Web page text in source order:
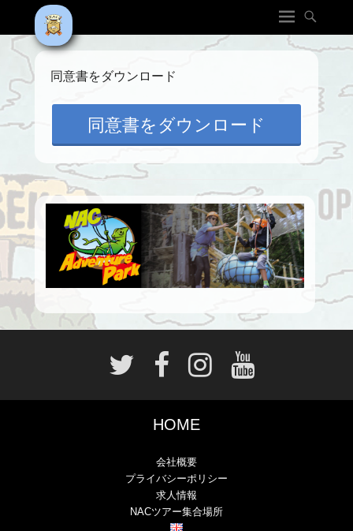
同意書をダウンロード
同意書をダウンロード
HOME
会社概要
プライバシーポリシー
求人情報
NACツアー集合場所